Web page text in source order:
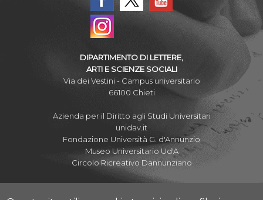
DIPARTIMENTO DI LETTERE,
ARTI E SCIENZE SOCIALI
Via dei Vestini - Campus universitario
66100 Chieti
Azienda per il Diritto agli Studi Universitari
unidav.it
Fondazione Università G. d'Annunzio
Museo Universitario Ud'A
Circolo Ricreativo Dannunziano